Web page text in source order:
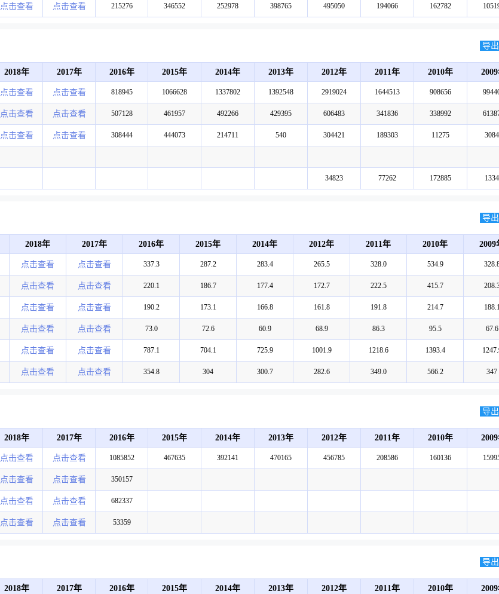
点击查看 点击查看 215276 346552 252978 398765 495050 194066 162782
导
2018年 2017年 2016年 2015年 2014年 2013年 2012年 2011年 2010年
点击查看 点击查看 818945 1066628 1337802 1392548 2919024 1644513 908656
点击查看 点击查看 507128 461957 492266 429395 606483 341836 338992
点击查看 点击查看 308444 444073 214711 540 304421 189303 11275
34823 77262 172885
导
2018年 2017年 2016年 2015年 2014年 2012年 2011年 2010年 2009
点击查看 点击查看 337.3 287.2 283.4 265.5 328.0 534.9
点击查看 点击查看 220.1 186.7 177.4 172.7 222.5 415.7
点击查看 点击查看 190.2 173.1 166.8 161.8 191.8 214.7
点击查看 点击查看 73.0 72.6 60.9 68.9 86.3 95.5 67.6
点击查看 点击查看 787.1 704.1 725.9 1001.9 1218.6 1393.4
点击查看 点击查看 354.8 304 300.7 282.6 349.0 566.2 347
导
2018年 2017年 2016年 2015年 2014年 2013年 2012年 2011年 2010年
点击查看 点击查看 1085852 467635 392141 470165 456785 208586 160136
点击查看 点击查看 350157
点击查看 点击查看 682337
点击查看 点击查看 53359
导
2018年 2017年 2016年 2015年 2014年 2013年 2012年 2011年 2010年